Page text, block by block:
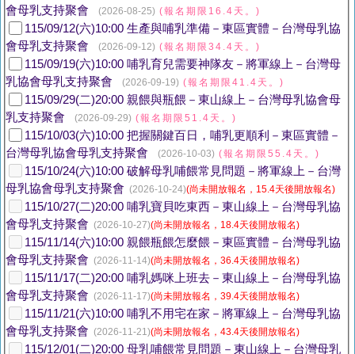
會母乳支持聚會
(2026-08-25) (報名期限16.4天。)
115/09/12(六)10:00 生產與哺乳準備－東區實體－台灣母乳協
會母乳支持聚會
(2026-09-12) (報名期限34.4天。)
115/09/19(六)10:00 哺乳育兒需要神隊友－將軍線上－台灣母
乳協會母乳支持聚會
(2026-09-19) (報名期限41.4天。)
115/09/29(二)20:00 親餵與瓶餵－東山線上－台灣母乳協會母
乳支持聚會
(2026-09-29) (報名期限51.4天。)
115/10/03(六)10:00 把握關鍵百日，哺乳更順利－東區實體－
台灣母乳協會母乳支持聚會
(2026-10-03) (報名期限55.4天。)
115/10/24(六)10:00 破解母乳哺餵常見問題－將軍線上－台灣
母乳協會母乳支持聚會 (2026-10-24)(尚未開放報名，15.4天後開放報名)
115/10/27(二)20:00 哺乳寶貝吃東西－東山線上－台灣母乳協
會母乳支持聚會 (2026-10-27)(尚未開放報名，18.4天後開放報名)
115/11/14(六)10:00 親餵瓶餵怎麼餵－東區實體－台灣母乳協
會母乳支持聚會 (2026-11-14)(尚未開放報名，36.4天後開放報名)
115/11/17(二)20:00 哺乳媽咪上班去－東山線上－台灣母乳協
會母乳支持聚會 (2026-11-17)(尚未開放報名，39.4天後開放報名)
115/11/21(六)10:00 哺乳不用宅在家－將軍線上－台灣母乳協
會母乳支持聚會 (2026-11-21)(尚未開放報名，43.4天後開放報名)
115/12/01(二)20:00 母乳哺餵常見問題－東山線上－台灣母乳